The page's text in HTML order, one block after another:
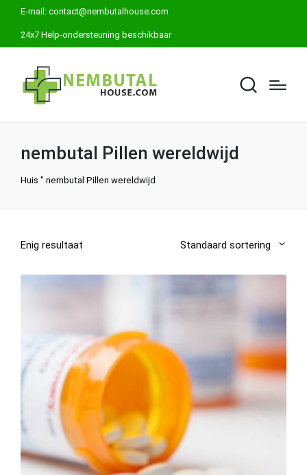
E-mail: contact@nembutalhouse.com
24x7 Help-ondersteuning beschikbaar
nembutal Pillen wereldwijd
Huis " nembutal Pillen wereldwijd
Enig resultaat Standaard sortering